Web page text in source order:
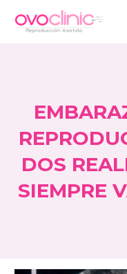
DOS
SIEMPRE